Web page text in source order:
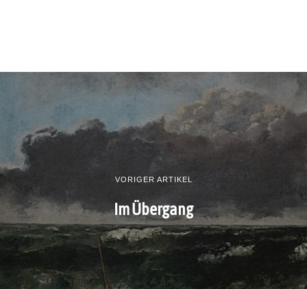
VORIGER ARTIKEL
Im Übergang